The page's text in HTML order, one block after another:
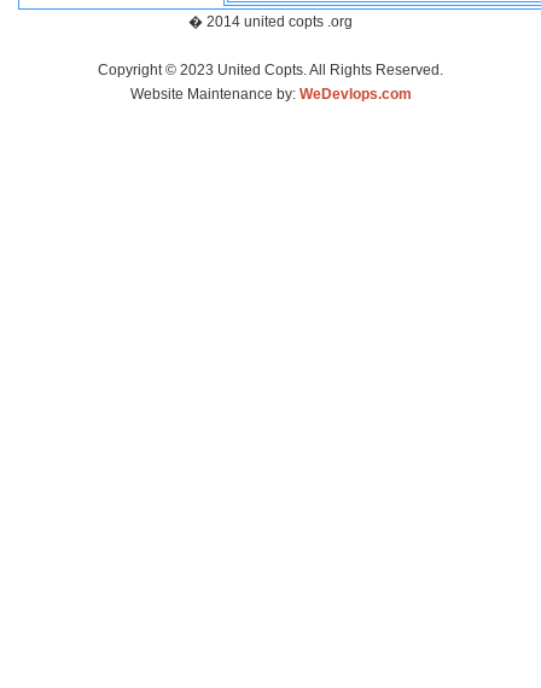
� 2014 united copts .org
Copyright © 2023 United Copts. All Rights Reserved.
Website Maintenance by: WeDevlops.com